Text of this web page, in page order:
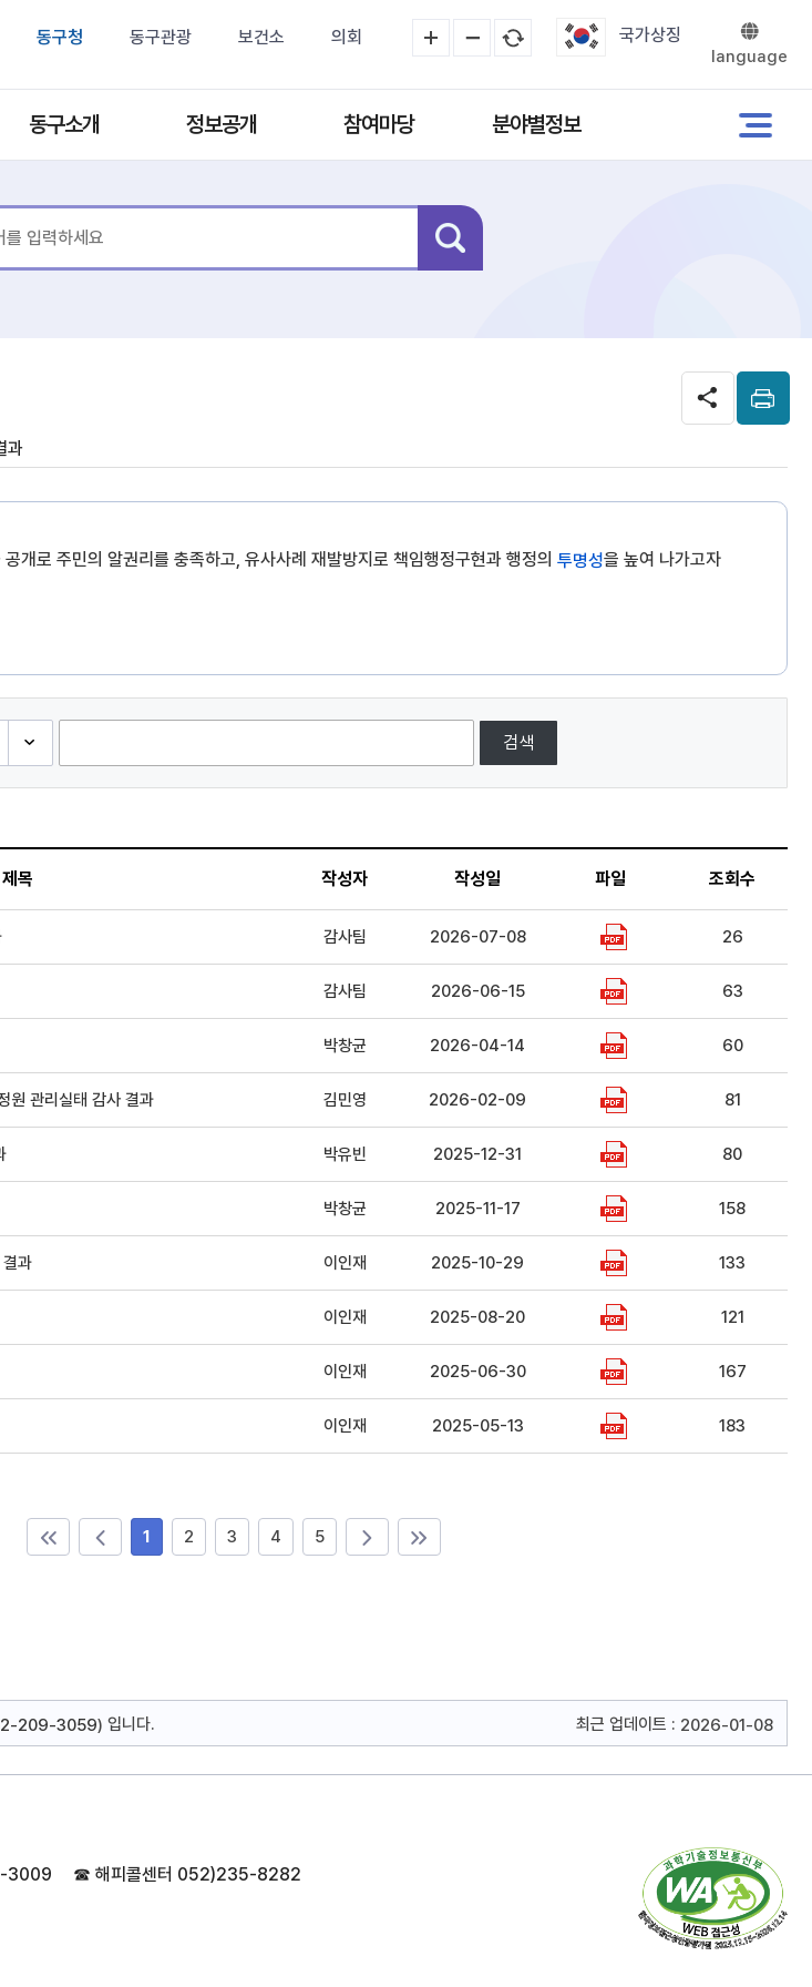
동구청 동구관광 보건소 의회 국가상징
language
동구소개 정보공개 참여마당 분야별정보
과
개로 주민의 알권리를 충족하고, 유사사례 재발방지로 책임행정구현과 행정의 투명성을 높여 나가고자
검색
제목 작성자 작성일 파일 조회수
감사팀 2026-07-08 26
감사팀 2026-06-15 63
박창균 2026-04-14 60
원 관리실태 감사 결과 김민영 2026-02-09 81
박유빈 2025-12-31 80
박창균 2025-11-17 158
과 이인재 2025-10-29 133
이인재 2025-08-20 121
이인재 2025-06-30 167
이인재 2025-05-13 183
1 2 3 4 5
209-3059) 입니다. 최근 업데이트 : 2026-01-08
3009 ☎ 해피콜센터 052)235-8282